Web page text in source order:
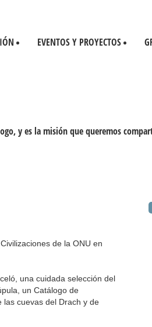
EVENTOS Y PROYECTOS
y es la misión que queremos
de la ONU en
una cuidada selección del
un Catálogo de
las cuevas del Drach y de